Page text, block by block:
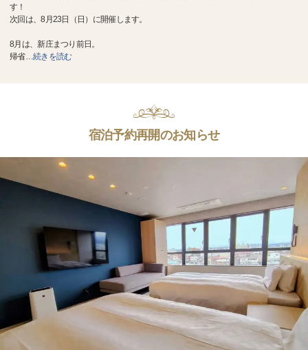
す！
次回は、8月23日（日）に開催します。
8月は、新庄まつり前日。
帰省…続きを読む
宿泊予約再開のお知らせ